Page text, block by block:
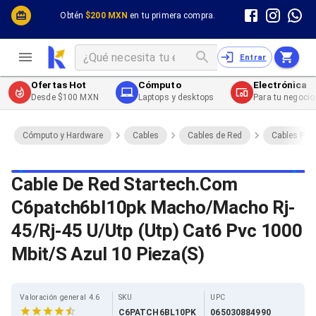
Obtén $200 MXN en tu primera compra.
Cómputo y Hardware
Desktop y Portátiles
Impresión y Consumibles
Celulares y Telefonía
Energía
Entrar
Cómputo y Hardware
Cables
Cables PC
Cables PC USB
Cables PC Serial
Cables PC SATA / eSATA
Cables PC SAS
Cables PC VGA / HD15
Cables de Audio / Video HDMI
Cables de Audio / Video VGA
Cables de Audio / Video RCA
Cables de Audio / Video Toslink
Cables de Audio / Video DVI
Cables de Energía
Cables de Poder (Interno)
Cables de Poder (Externo)
Cables Fibra Óptica
Ofertas Hot
Desde $100 MXN
Cómputo
Laptops y desktops
Electrónica
Para tu
Cómputo y Hardware Cables Cables de Red Cables
Cable De Red Startech.Com
C6patch6bl10pk Macho/Macho Rj-
45/Rj-45 U/Utp (Utp) Cat6 Pvc 1000
Mbit/S Azul 10 Pieza(S)
Valoración general 4.6 SKU
C6PATCH6BL10PK
UPC
065030884990